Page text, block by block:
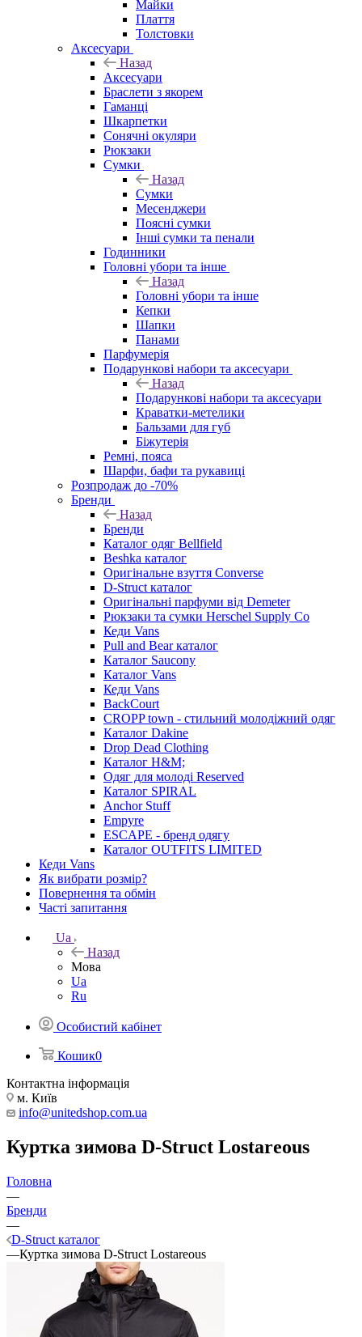
Майки
Плаття
Толстовки
Аксесуари
Назад
Аксесуари
Браслети з якорем
Гаманці
Шкарпетки
Сонячні окуляри
Рюкзаки
Сумки
Назад
Сумки
Месенджери
Поясні сумки
Інші сумки та пенали
Годинники
Головні убори та інше
Назад
Головні убори та інше
Кепки
Шапки
Панами
Парфумерія
Подарункові набори та аксесуари
Назад
Подарункові набори та аксесуари
Краватки-метелики
Бальзами для губ
Біжутерія
Ремні, пояса
Шарфи, бафи та рукавиці
Розпродаж до -70%
Бренди
Назад
Бренди
Каталог одяг Bellfield
Beshka каталог
Оригінальне взуття Converse
D-Struct каталог
Оригінальні парфуми від Demeter
Рюкзаки та сумки Herschel Supply Co
Кеди Vans
Pull and Bear каталог
Каталог Saucony
Каталог Vans
Кеди Vans
BackCourt
CROPP town - стильний молодіжний одяг
Каталог Dakine
Drop Dead Clothing
Каталог H&M;
Одяг для молоді Reserved
Каталог SPIRAL
Anchor Stuff
Empyre
ESCAPE - бренд одягу
Каталог OUTFITS LIMITED
Кеди Vans
Як вибрати розмір?
Повернення та обмін
Часті запитання
Ua
Назад
Мова
Ua
Ru
Особистий кабінет
Кошик0
Контактна інформація
м. Київ
info@unitedshop.com.ua
Куртка зимова D-Struct Lostareous
Головна
—
Бренди
—
D-Struct каталог
—Куртка зимова D-Struct Lostareous